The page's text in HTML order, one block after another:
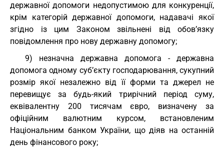
державної допомоги недопустимою для конкуренції,
крім категорій державної допомоги, надавачі якої
згідно із цим Законом звільнені від обов’язку
повідомлення про нову державну допомогу;
9) незначна державна допомога - державна
допомога одному суб’єкту господарювання, сукупний
розмір якої незалежно від її форми та джерел не
перевищує за будь-який трирічний період суму,
еквівалентну 200 тисячам євро, визначену за
офіційним валютним курсом, встановленим
Національним банком України, що діяв на останній
день фінансового року;